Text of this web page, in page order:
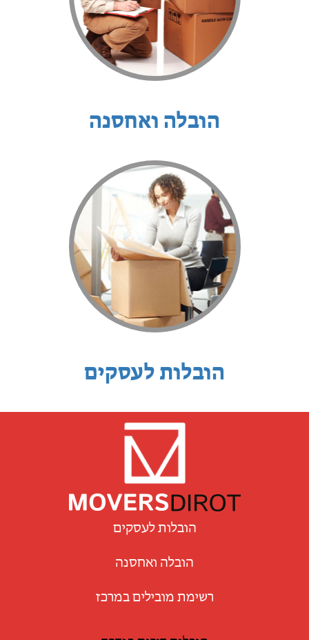
הובלה ואחסנה
הובלות לעסקים
הובלות לעסקים
הובלה ואחסנה
רשימת מובילים במרכז